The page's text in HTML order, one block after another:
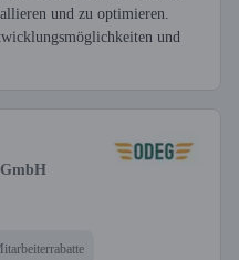
und zu optimieren.
und